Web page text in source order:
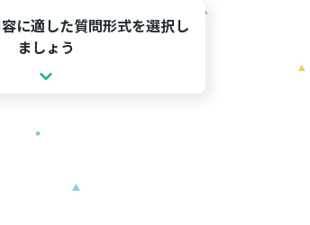
に適した質問形式を選択し
ましょう